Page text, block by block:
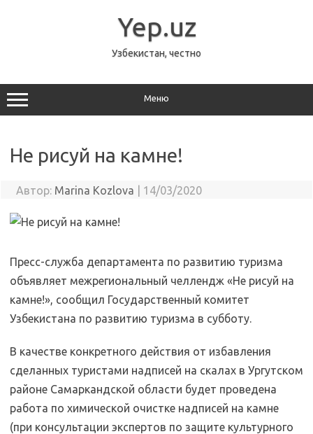
Yep.uz
Узбекистан, честно
Меню
Не рисуй на камне!
Автор: Marina Kozlova 14/03/2020
Пресс-служба департамента по развитию туризма
объявляет межрегиональный челлендж «Не рисуй на
камне!», сообщил Государственный комитет
Узбекистана по развитию туризма в субботу.
В качестве конкретного действия от избавления
сделанных туристами надписей на скалах в Ургутском
районе Самаркандской области будет проведена
работа по химической очистке надписей на камне
(при консультации экспертов по защите культурного